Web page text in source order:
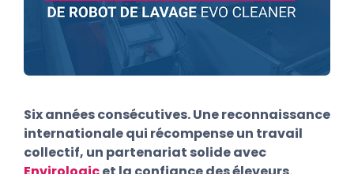
Six années consécutives. Une reconnaissance
internationale qui récompense un travail
collectif, un partenariat solide avec